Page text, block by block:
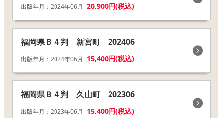
出版年月：2024年06月 20,900円(税込)
福岡県Ｂ４判 新宮町 202406
出版年月：2024年06月 15,400円(税込)
福岡県Ｂ４判 久山町 202306
出版年月：2023年06月 15,400円(税込)